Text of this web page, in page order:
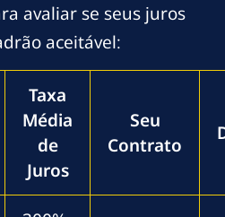
avaliar se seus juros
aceitável:
Taxa
Média
de
Juros
Seu
Contrato